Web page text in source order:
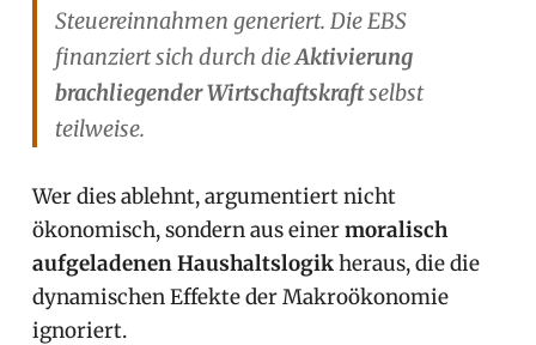
Steuereinnahmen generiert. Die EBS
finanziert sich durch dieAktivierung
brachliegender Wirtschaftskraftselbst
teilweise.
Wer dies ablehnt, argumentiert nicht
ökonomisch, sondern aus einermoralisch
aufgeladenen Haushaltslogikheraus, die die
dynamischen Effekte der Makroökonomie
ignoriert.